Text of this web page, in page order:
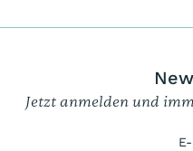
Jetzt anmelden und